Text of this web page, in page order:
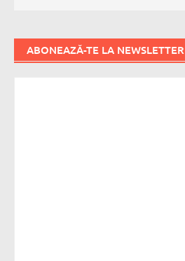
ABONEAZĂ-TE LA NEWSLETTER